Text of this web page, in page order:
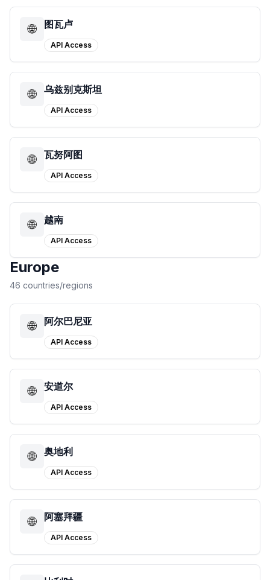
🌐 图瓦卢
API Access
🌐 乌兹别克斯坦
API Access
🌐 瓦努阿图
API Access
🌐 越南
API Access
Europe
46 countries/regions
🌐 阿尔巴尼亚
API Access
🌐 安道尔
API Access
🌐 奥地利
API Access
🌐 阿塞拜疆
API Access